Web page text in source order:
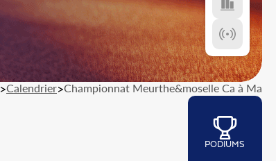
>Calendrier>Championnat Meurthe&moselle Ca à Ma
PODIUMS